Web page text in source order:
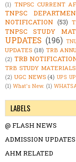
(1) TNPSC CURRENT
TNPSC
NOTIFICATION (53)
TNPSC STUDY
UPDATES (196)
UPDATES (18) TRB
(2) TRB
TRB STUDY MATERIALS
(2) UGC NEWS (4) UPS
(1) What's New. (1)
LABELS
@ FLASH NEWS
ADMISSION UPDATES
AHM RELATED